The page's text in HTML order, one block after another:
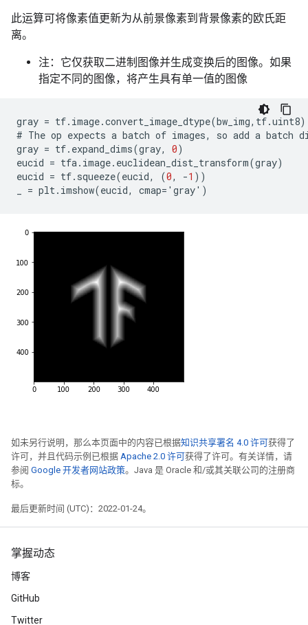
此运算可将像素值更新为从前景像素到背景像素的欧氏距
离。
注：它仅获取二进制图像并生成变换后的图像。如果
指定不同的图像，将产生具有单一值的图像
gray = tf. image.convert_image_dtype(bw_img, tf.uint8)
# The op expects a batch of images, so add a batch
gray = tf. expand_dims(gray, 0)
eucid = tfa. image. euclidean_dist_transform(gray)
eucid = tf. squeeze(eucid, (0, -1 ))
= plt. imshow(eucid, cmap= ' gray' )
如未另行说明，那么本页面中的内容已根据知识共享署名 4.0 许可获得了
许可，并且代码示例已根据 Apache 2.0 许可获得了许可。有关详情，请
参阅 Google 开发者网站政策。Java 是 Oracle 和/或其关联公司的注册商
标。
最后更新时间 (UTC)：2022-01-24。
掌握动态
博客
GitHub
Twitter